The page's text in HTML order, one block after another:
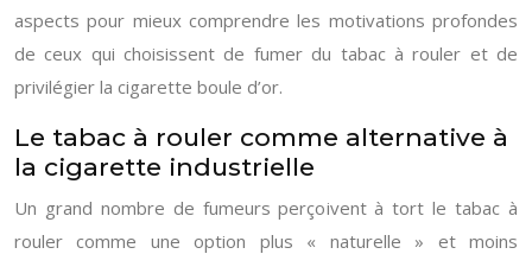
aspects pour mieux comprendre les motivations profondes
de ceux qui choisissent de fumer du tabac à rouler et de
privilégier la cigarette boule d’or.
Le tabac à rouler comme alternative à
la cigarette industrielle
Un grand nombre de fumeurs perçoivent à tort le tabac à
rouler comme une option plus « naturelle » et moins